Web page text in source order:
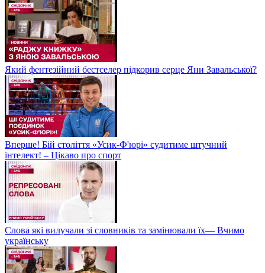
Який фентезійний бестселер підкорив серце Яни Завальської?
Вперше! Бій століття «Усик-Ф'юрі» судитиме штучний
інтелект! – Цікаво про спорт
Слова які вилучали зі словників та замінювали їх— Вчимо
українську